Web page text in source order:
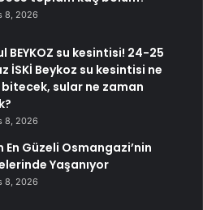
8, 2026
BEYKOZ su kesintisi! 24-25
İSKİ Beykoz su kesintisi ne
sular ne zaman
8, 2026
En Güzeli Osmangazi’nin
Yaşanıyor
8, 2026